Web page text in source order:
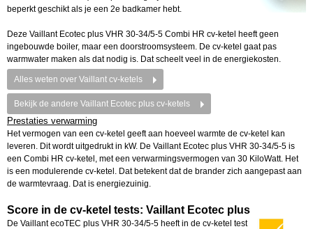
beperkt geschikt als je een 2e badkamer hebt.
Deze Vaillant Ecotec plus VHR 30-34/5-5 Combi HR cv-ketel heeft geen
ingebouwde boiler, maar een doorstroomsysteem. De cv-ketel gaat pas
warmwater maken als dat nodig is. Dat scheelt veel in de energiekosten.
Alles weten over Vaillant cv-ketels
Bekijk de andere Vaillant Ecotec plus cv-ketels
Prestaties verwarming
Het vermogen van een cv-ketel geeft aan hoeveel warmte de cv-ketel kan
leveren. Dit wordt uitgedrukt in kW. De Vaillant Ecotec plus VHR 30-34/5-5 is
een Combi HR cv-ketel, met een verwarmingsvermogen van 30 KiloWatt. Het
is een modulerende cv-ketel. Dat betekent dat de brander zich aangepast aan
de warmtevraag. Dat is energiezuinig.
Score in de cv-ketel tests: Vaillant Ecotec plus
De Vaillant ecoTEC plus VHR 30-34/5-5 heeft in de cv-ketel test